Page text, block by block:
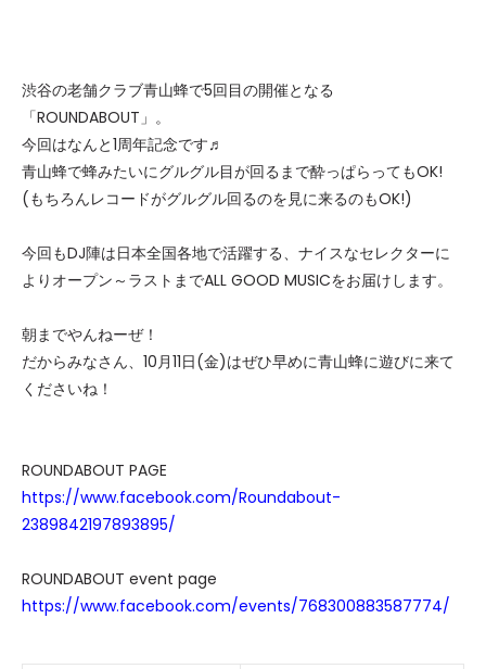
渋谷の老舗クラブ青山蜂で5回目の開催となる
「ROUNDABOUT」。
今回はなんと1周年記念です♬
青山蜂で蜂みたいにグルグル目が回るまで酔っぱらってもOK!
(もちろんレコードがグルグル回るのを見に来るのもOK!)
今回もDJ陣は日本全国各地で活躍する、ナイスなセレクターに
よりオープン～ラストまでALL GOOD MUSICをお届けします。
朝までやんねーぜ！
だからみなさん、10月11日(金)はぜひ早めに青山蜂に遊びに来て
くださいね！
ROUNDABOUT PAGE
https://www.facebook.com/Roundabout-
2389842197893895/
ROUNDABOUT event page
https://www.facebook.com/events/768300883587774/